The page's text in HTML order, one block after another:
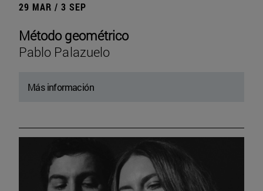
29 MAR / 3 SEP
Método geométrico
Pablo Palazuelo
Más información